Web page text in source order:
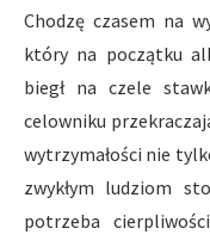
Chodzę czasem na
który na początku
biegł na czele
celowniku
wytrzymałości nie
zwykłym ludziom
potrzeba